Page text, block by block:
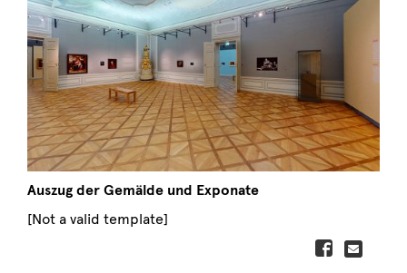
Auszug der Gemälde und Exponate
[Not a valid template]